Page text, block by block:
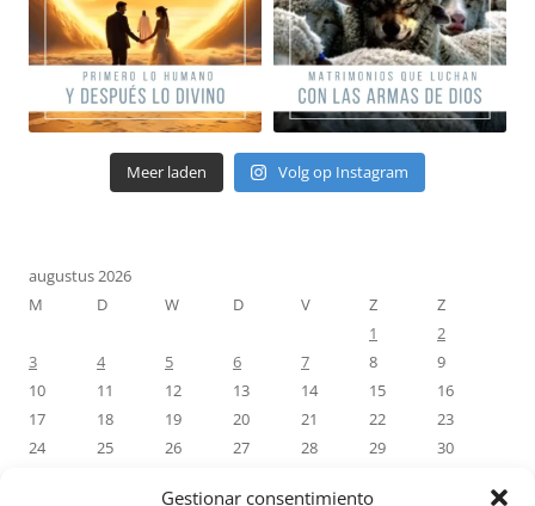
Gestionar consentimiento
Meer laden Volg op Instagram
augustus 2026
M
D W D V Z
Z
1
2
3
4 5 6 7 8
9
10
11 12 13 14 15
16
17
18 19 20 21 22
23
24
25 26 27 28 29
30